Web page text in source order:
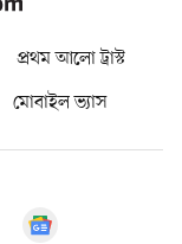
প্রথম আলো ট্রাস্ট
মোবাইল ভ্যাস